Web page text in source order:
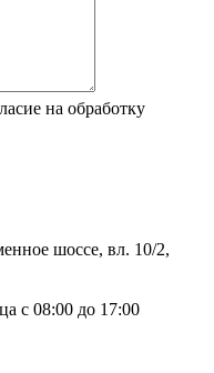
на обработку
шоссе, вл. 10/2,
с 08:00 до 17:00